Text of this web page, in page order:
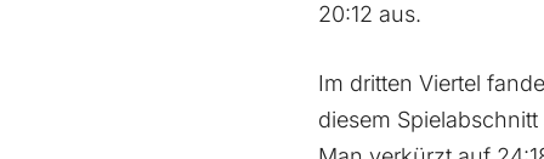
20:12 aus.
Im dritten Viertel
diesem